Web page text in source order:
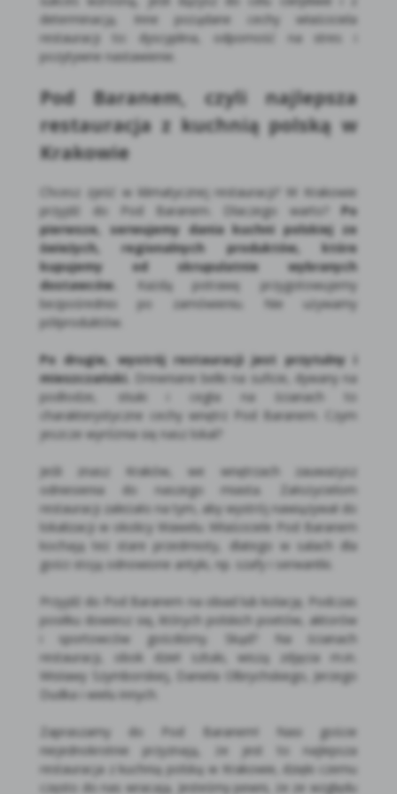
determinacją. Inne pożądane cechy właściciela
restauracji to: dyscyplina, odporność na stres i
pozytywne nastawienie.
Pod Baranem, czyli najlepsza
restauracja z kuchnią polską w
Krakowie
Chcesz zjeść w klimatycznej restauracji? W Krakowie
przyjdź do Pod Baranem. Dlaczego warto? Po
pierwsze, serwujemy dania kuchni polskiej ze
świeżych, regionalnych produktów, które
kupujemy od skrupulatnie wybranych
dostawców.
Każdą potrawę przygotowujemy
bezpośrednio po zamówieniu. Nie używamy
półproduktów.
Po drugie, wystrój restauracji jest przytulny i
mieszczański.
Drewniane belki na suficie, dywany na
podłodze, stiuki i cegła na ścianach to
charakterystyczne cechy wnętrz Pod Baranem. Czym
jeszcze wyróżnia się nasz lokal?
Jeśli znasz Kraków, we wnętrzach zauważysz
odniesienia do naszego miasta. Założycielom
restauracji zależało na tym, aby wystrój nawiązywał do
lokalizacji w okolicy Wawelu. Właściciele Pod Baranem
kochają też stare przedmioty, dlatego w salach dla
gości stoją odnowione antyki, np. szafy i serwantki.
Przyjdź do Pod Baranem na obiad lub kolację. Podczas
posiłku dowiesz się, których polskich poetów, aktorów
i sportowców gościliśmy. Skąd? Na ścianach
restauracji, obok dzieł sztuki, wiszą zdjęcia m.in.
Wisławy Szymborskiej, Daniela Olbrychskiego, Jerzego
Dudka i wielu innych.
Zapraszamy do Pod Baranem! Nasi goście
niejednokrotnie przyznają, że jest to najlepsza
restauracja z kuchnią polską w Krakowie, dzięki czemu
często do nas wracają. Jesteśmy pewni, że ze względu